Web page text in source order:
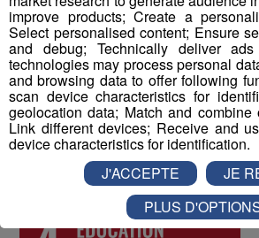
à tous les collaborateurs
difficultés qui pourraient être
différents salariés, et d'y remédier.
les collaborateurs ont donné une
10 à la qualité de vie au travail au
Blanc Médias.
ODD numéro 4 :
improve products; Create a
Select personalised content; Ensure
and debug; Technically deliver
technologies may process personal
and browsing data to offer following
scan device characteristics for
geolocation data; Match and combine
Link different devices; Receive and
device characteristics for identification.
J'ACCEPTE
JE
PLUS